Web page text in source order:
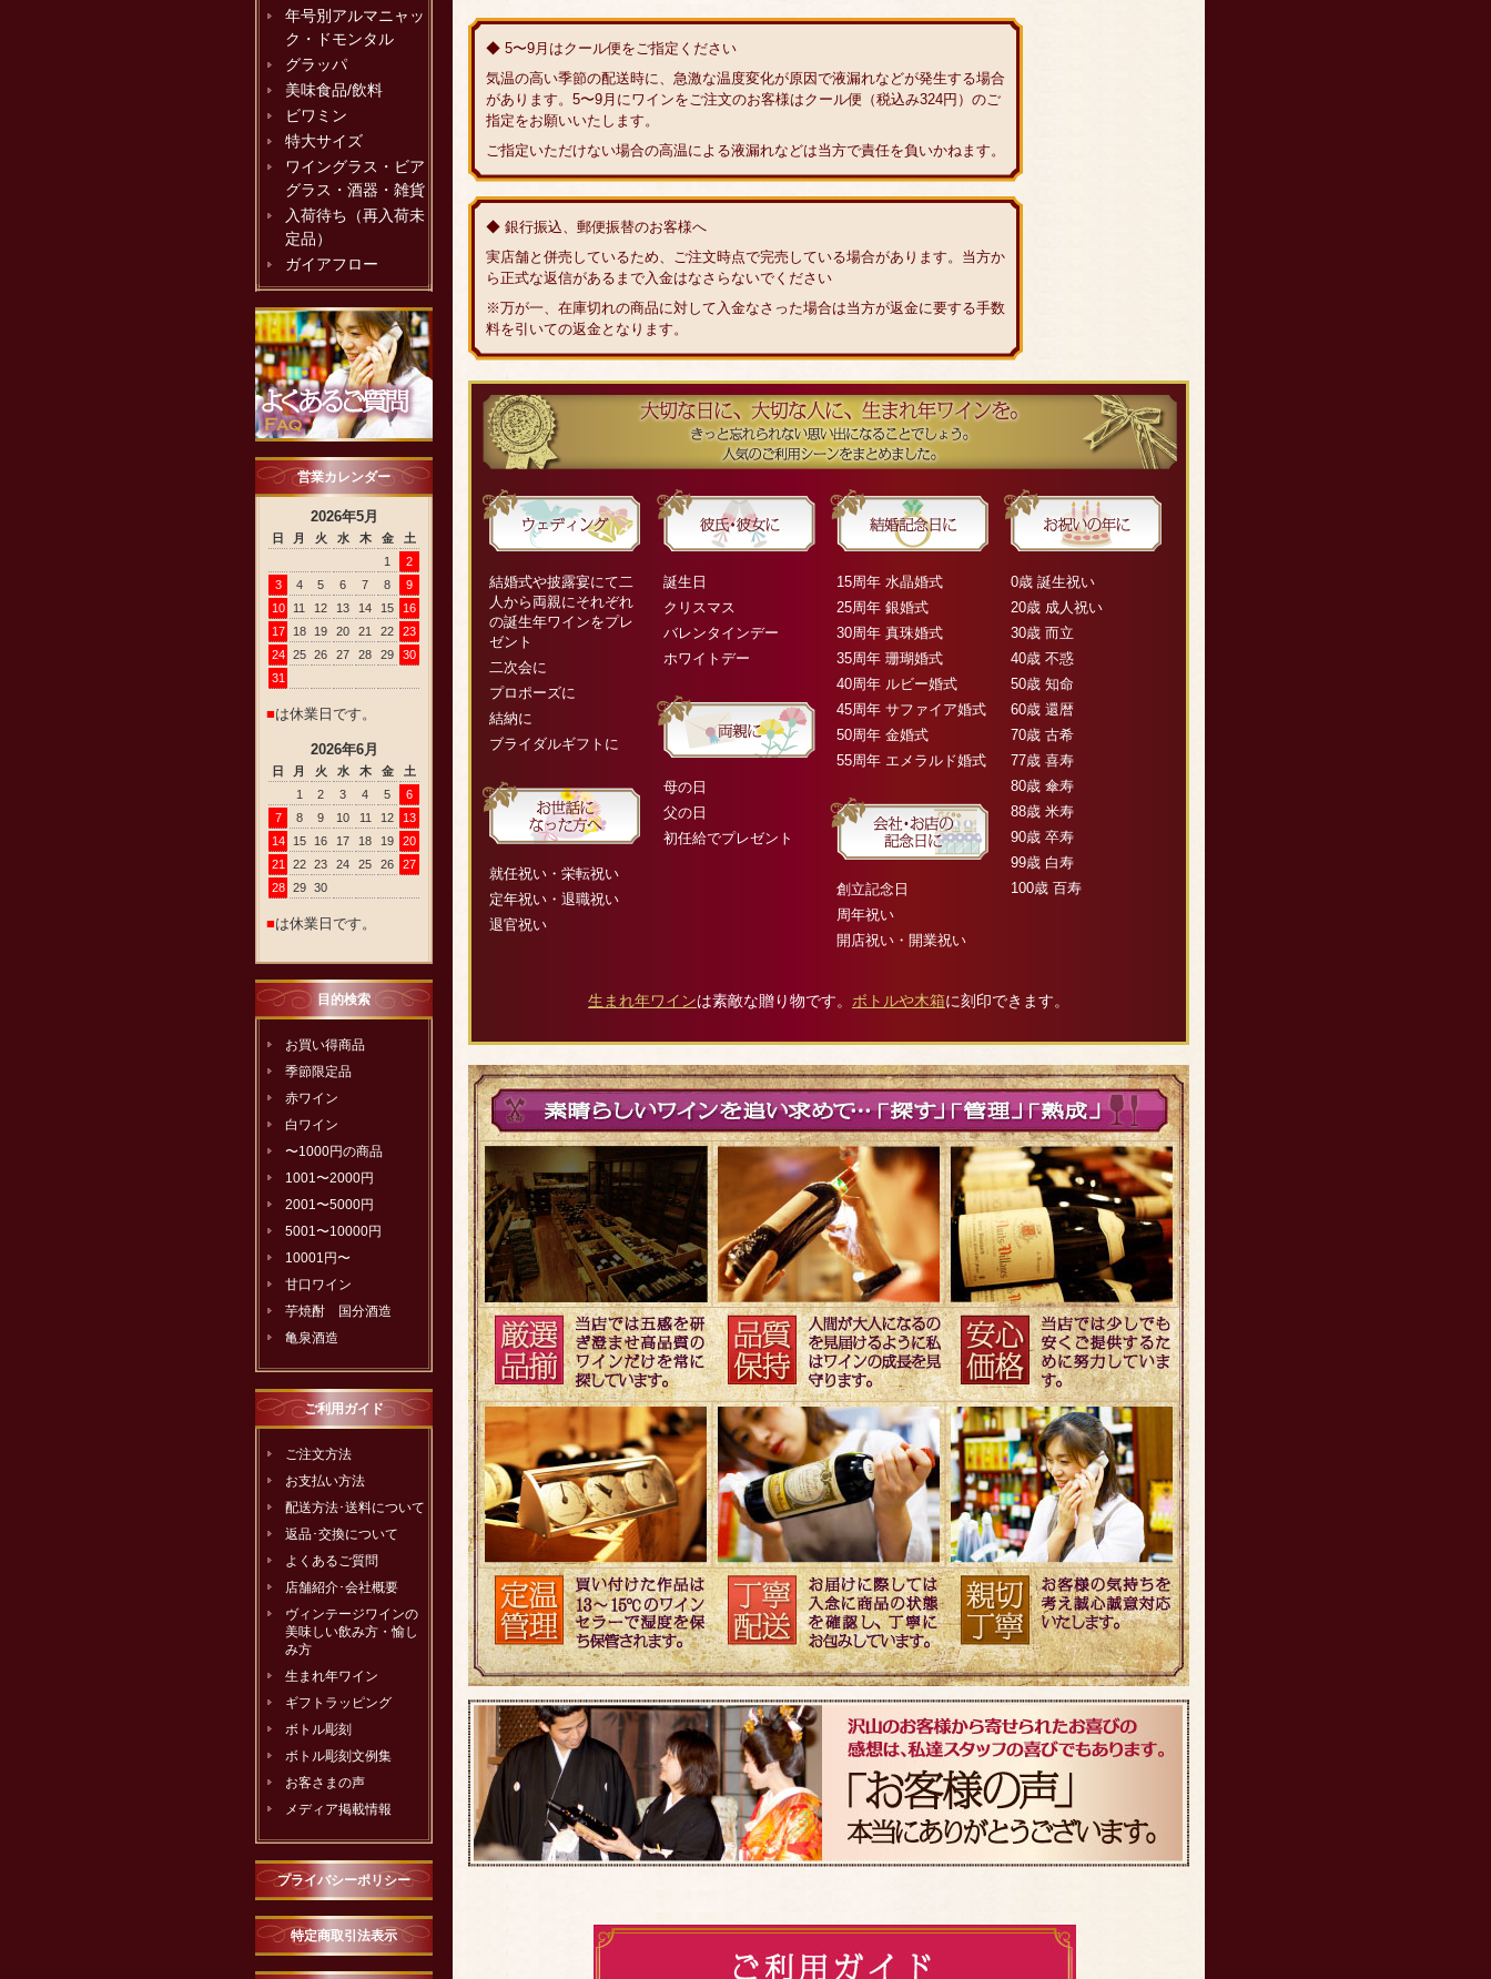
年号別アルマニャッ
ク・ドモンタル
グラッパ
美味食品/飲料
ビワミン
特大サイズ
ワイングラス・ビア
グラス・酒器・雑貨
入荷待ち（再入荷未
定品）
ガイアフロー
営業カレンダー
2026年5月
日 月 火 水 木 金
土
1
2
3
4 5 6 7 8
9
10
11 12 13 14 15
16
17
18 19 20 21 22
23
24
25 26 27 28 29
30
31
■は休業日です。
2026年6月
日 月 火 水 木 金
土
1
2 3 4 5
6
7
8 9 10 11 12
13
14
15 16 17 18 19
20
21
22 23 24 25 26
27
28
29 30
■は休業日です。
目的検索
お買い得商品
季節限定品
赤ワイン
白ワイン
〜1000円の商品
1001〜2000円
2001〜5000円
5001〜10000円
10001円〜
甘口ワイン
芋焼酎 国分酒造
亀泉酒造
ご利用ガイド
ご注文方法
お支払い方法
配送方法･送料について
返品･交換について
よくあるご質問
店舗紹介･会社概要
ヴィンテージワインの
美味しい飲み方・愉し
み方
生まれ年ワイン
ギフトラッピング
ボトル彫刻
ボトル彫刻文例集
お客さまの声
メディア掲載情報
プライバシーポリシー
特定商取引法表示
◆ 5〜9月はクール便をご指定ください
気温の高い季節の配送時に、急激な温度変化が原因で液漏れなどが発生する場合
があります。5〜9月にワインをご注文のお客様はクール便（税込み324円）のご
指定をお願いいたします。
ご指定いただけない場合の高温による液漏れなどは当方で責任を負いかねます。
◆ 銀行振込、郵便振替のお客様へ
実店舗と併売しているため、ご注文時点で完売している場合があります。当方か
ら正式な返信があるまで入金はなさらないでください
※万が一、在庫切れの商品に対して入金なさった場合は当方が返金に要する手数
料を引いての返金となります。
結婚式や披露宴にて二
人から両親にそれぞれ
の誕生年ワインをプレ
ゼント
二次会に
プロポーズに
結納に
ブライダルギフトに
就任祝い・栄転祝い
定年祝い・退職祝い
退官祝い
誕生日
クリスマス
バレンタインデー
ホワイトデー
母の日
父の日
初任給でプレゼント
15周年 水晶婚式
25周年 銀婚式
30周年 真珠婚式
35周年 珊瑚婚式
40周年 ルビー婚式
45周年 サファイア婚式
50周年 金婚式
55周年 エメラルド婚式
創立記念日
周年祝い
開店祝い・開業祝い
0歳 誕生祝い
20歳 成人祝い
30歳 而立
40歳 不惑
50歳 知命
60歳 還暦
70歳 古希
77歳 喜寿
80歳 傘寿
88歳 米寿
90歳 卒寿
99歳 白寿
100歳 百寿
生まれ年ワインは素敵な贈り物です。 ボトルや木箱に刻印できます。